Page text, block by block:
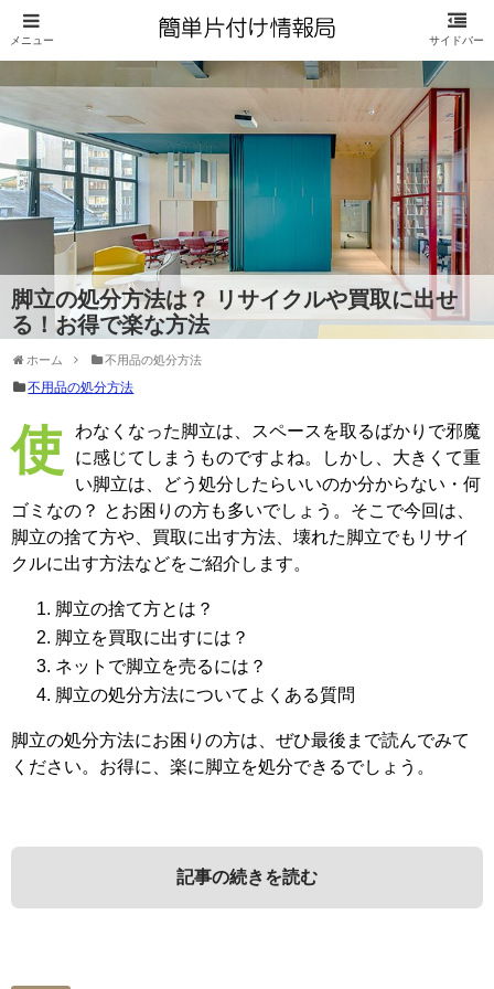
脚立の処分方法は？ リサイクルや買取に出せ
る！お得で楽な方法
ホーム 不用品の処分方法
不用品の処分方法
使わなくなった脚立は、スペースを取るばかりで邪魔
に感じてしまうものですよね。しかし、大きくて重
い脚立は、どう処分したらいいのか分からない・何
ゴミなの？ とお困りの方も多いでしょう。そこで今回は、
脚立の捨て方や、買取に出す方法、壊れた脚立でもリサイ
クルに出す方法などをご紹介します。
脚立の捨て方とは？
脚立を買取に出すには？
ネットで脚立を売るには？
脚立の処分方法についてよくある質問
脚立の処分方法にお困りの方は、ぜひ最後まで読んでみて
ください。お得に、楽に脚立を処分できるでしょう。
記事の続きを読む
1．脚立の捨て方とは？
3．ネットで脚立を売るには？